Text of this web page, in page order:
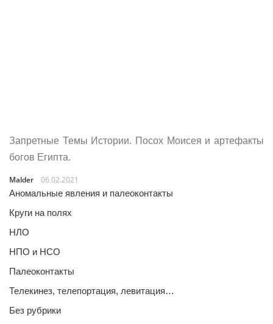
Запретные Темы Истории. Посох Моисея и артефакты
богов Египта.
Malder
06.02.2021
Аномальные явления и палеоконтакты
Круги на полях
НЛО
НПО и НСО
Палеоконтакты
Телекинез, телепортация, левитация…
Без рубрики